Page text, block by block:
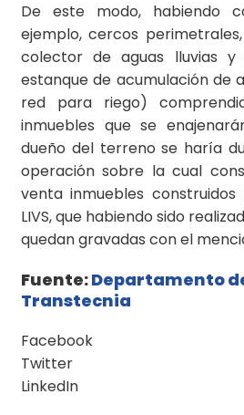
De este modo, habiendo
ejemplo, cercos
colector de aguas lluvias y
estanque de acumulación de
red para riego)
inmuebles que se
dueño del terreno se haría
operación sobre la cual
venta inmuebles
LIVS, que habiendo sido
quedan gravadas con el
Fuente:Departamento
Transtecnia
Facebook
Twitter
LinkedIn